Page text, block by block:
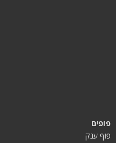
פופים
פוף ענק